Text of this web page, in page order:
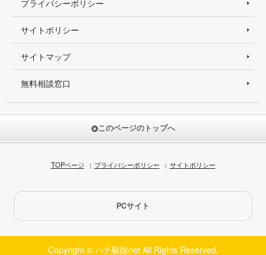
プライバシーポリシー
サイトポリシー
サイトマップ
無料相談窓口
このページのトップへ
TOPページ プライバシーポリシー サイトポリシー
PCサイト
Copyright © ハチ駆除net All Rights Reserved.